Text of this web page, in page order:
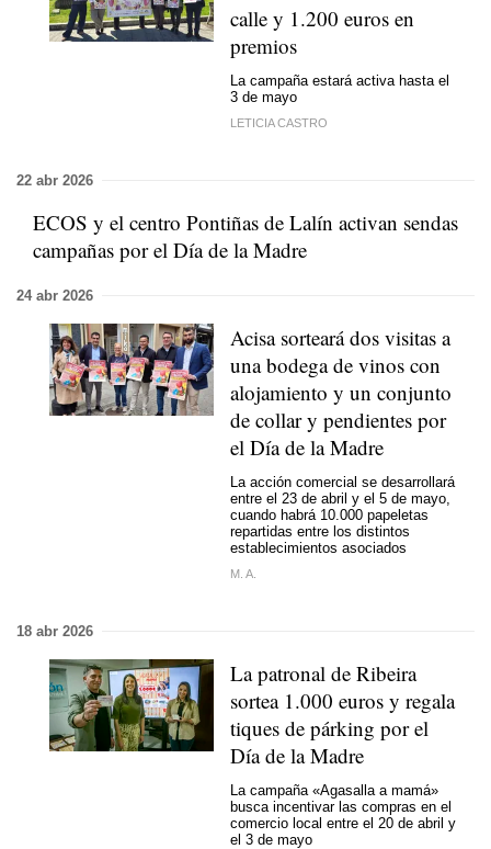
calle y 1.200 euros en
premios
La campaña estará activa hasta el
3 de mayo
LETICIA CASTRO
22 abr 2026
ECOS y el centro Pontiñas de Lalín activan sendas
campañas por el Día de la Madre
24 abr 2026
Acisa sorteará dos visitas a
una bodega de vinos con
alojamiento y un conjunto
de collar y pendientes por
el Día de la Madre
La acción comercial se desarrollará
entre el 23 de abril y el 5 de mayo,
cuando habrá 10.000 papeletas
repartidas entre los distintos
establecimientos asociados
M. A.
18 abr 2026
La patronal de Ribeira
sortea 1.000 euros y regala
tiques de párking por el
Día de la Madre
La campaña «Agasalla a mamá»
busca incentivar las compras en el
comercio local entre el 20 de abril y
el 3 de mayo